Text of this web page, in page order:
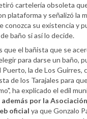
cartelería obsoleta
plataforma y señalizó la
conozca su existencia y
baño si así lo decide.
el bañista que se
para darse un baño,
la de Los Guirres,
de los Tarajales para
ha explicado el edil
por la
oficial ya que Gonzalo